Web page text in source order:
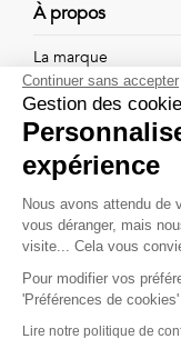
À propos
La marque
Nos boutiques
Suivez-nous !
Recevez par email
collections, remises
Continuer sans accepter
Gestion des
expérience
Nous avons attendu de
vous déranger, mais
visite... Cela vous
Pour modifier vos
'Préférences de
Lire notre politique de